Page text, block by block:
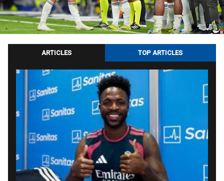
ARTICLES TOP ARTICLES